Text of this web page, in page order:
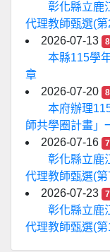
彰化縣立鹿
代理教師甄選(第
2026-07-13
本縣115學
章
2026-07-20
本府辦理
師共學圈計畫」
2026-07-16
彰化縣立鹿
代理教師甄選(第
2026-07-23
彰化縣立鹿
代理教師甄選(第